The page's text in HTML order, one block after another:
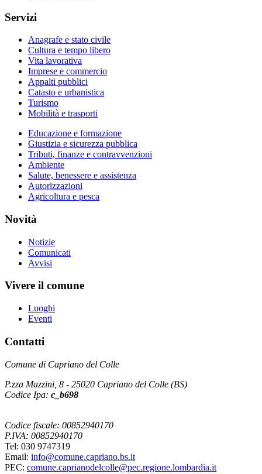
Servizi
Anagrafe e stato civile
Cultura e tempo libero
Vita lavorativa
Imprese e commercio
Appalti pubblici
Catasto e urbanistica
Turismo
Mobilità e trasporti
Educazione e formazione
Giustizia e sicurezza pubblica
Tributi, finanze e contravvenzioni
Ambiente
Salute, benessere e assistenza
Autorizzazioni
Agricoltura e pesca
Novità
Notizie
Comunicati
Avvisi
Vivere il comune
Luoghi
Eventi
Contatti
Comune di Capriano del Colle
P.zza Mazzini, 8 - 25020 Capriano del Colle (BS)
Codice Ipa: c_b698
Codice fiscale: 00852940170
P.IVA: 00852940170
Tel: 030 9747319
Email: info@comune.capriano.bs.it
PEC: comune.caprianodelcolle@pec.regione.lombardia.it